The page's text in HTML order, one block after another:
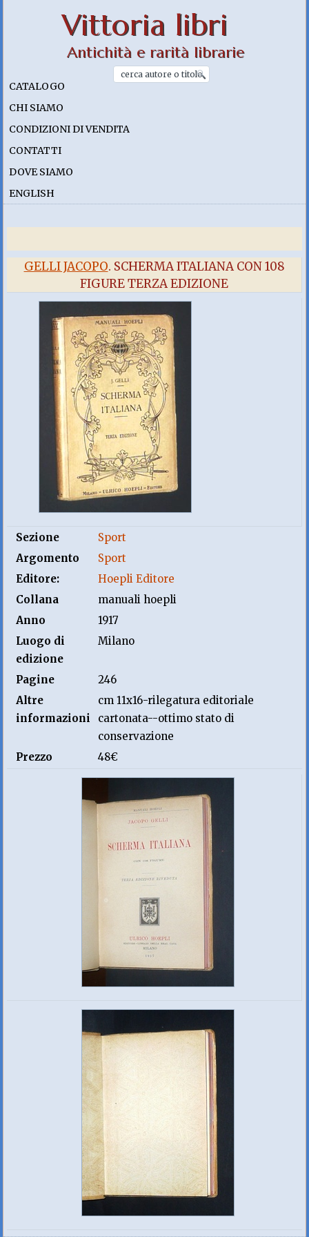
Vittoria libri
Antichità e rarità librarie
CATALOGO
CHI SIAMO
CONDIZIONI DI VENDITA
CONTATTI
DOVE SIAMO
ENGLISH
GELLI JACOPO. SCHERMA ITALIANA CON 108
FIGURE TERZA EDIZIONE
Sezione
Sport
Argomento
Sport
Editore:
Hoepli Editore
Collana
manuali hoepli
Anno
1917
Luogo di
edizione
Milano
Pagine
246
Altre
informazioni
cm 11x16-rilegatura editoriale
cartonata--ottimo stato di
conservazione
Prezzo
48€